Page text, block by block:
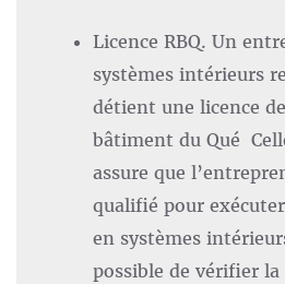
Licence RBQ. Un
systèmes intérieurs
détient une licence
bâtiment du Qué
assure que
qualifié pour
en systèmes
possible de vérifier